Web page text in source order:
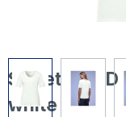
Street One
white